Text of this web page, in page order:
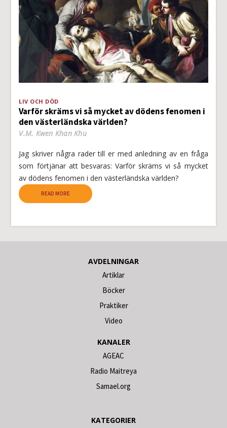
LIV OCH DÖD
Varför skräms vi så mycket av dödens fenomen i
den västerländska världen?
V.M. Kwen Khan Khu
Jag skriver några rader till er med anledning av en fråga
som förtjänar att besvaras: Varför skräms vi så mycket
av dödens fenomen i den västerländska världen?
READ MORE
AVDELNINGAR
Artiklar
Böcker
Praktiker
Video
KANALER
AGEAC
Radio Maitreya
Samael.org
KATEGORIER